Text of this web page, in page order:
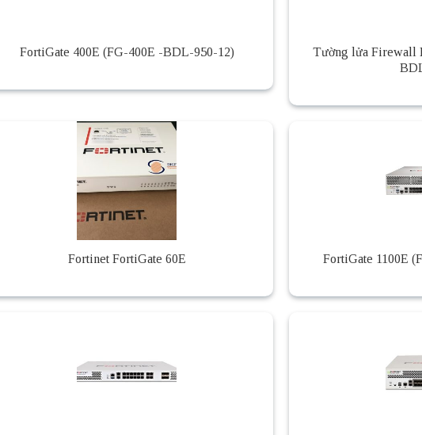
FortiGate 400E (FG-400E -BDL-950-12)
Tường lửa Firewall
Fortinet FortiGate 60E FortiGate 1100E